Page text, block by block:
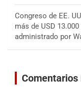
Congreso de EE.
más de USD
administrado por